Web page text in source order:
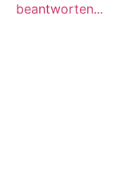
beantworten...